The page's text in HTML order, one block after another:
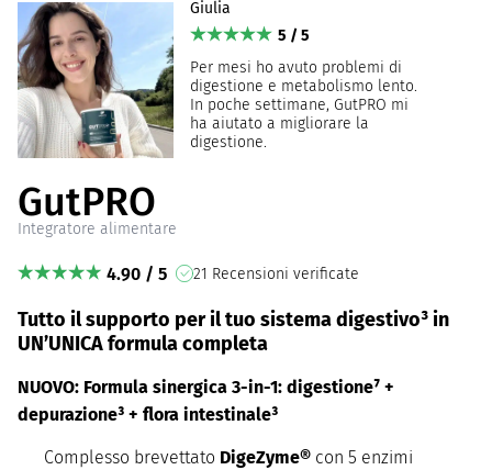
Giulia
5 / 5
Per mesi ho avuto problemi di
digestione e metabolismo lento.
In poche settimane, GutPRO mi
ha aiutato a migliorare la
digestione.
GutPRO
Integratore alimentare
4.90 / 5 21 Recensioni verificate
Tutto il supporto per il tuo sistema digestivo³ in
UN’UNICA formula completa
NUOVO: Formula sinergica 3-in-1: digestione⁷ +
depurazione³ + flora intestinale³
Complesso brevettato DigeZyme® con 5 enzimi